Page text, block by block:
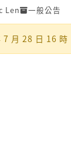
Len 一般公告
7 月 28 日 16 時